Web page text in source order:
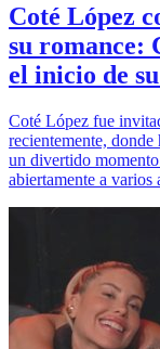
Coté López
su romance:
el inicio de
Coté López fue
recientemente,
un divertido
abiertamente a varios